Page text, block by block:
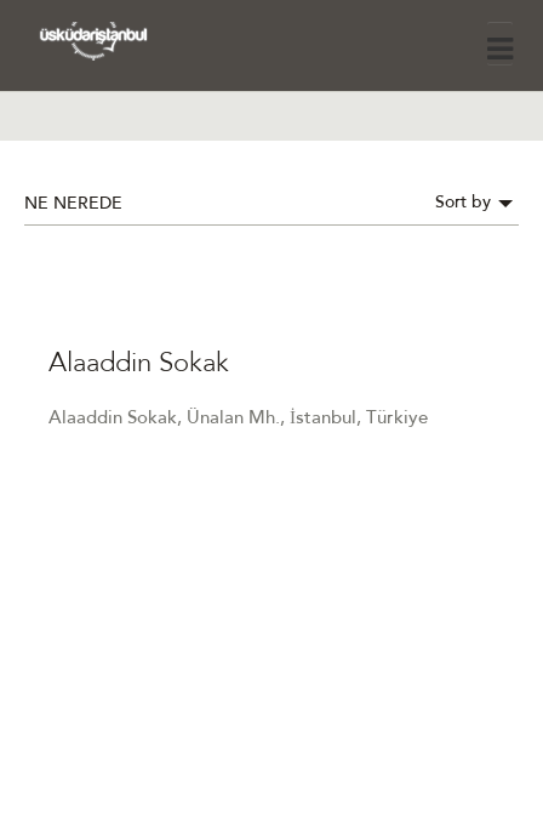
NE NEREDE Sort by
Alaaddin Sokak
Alaaddin Sokak, Ünalan Mh., İstanbul, Türkiye